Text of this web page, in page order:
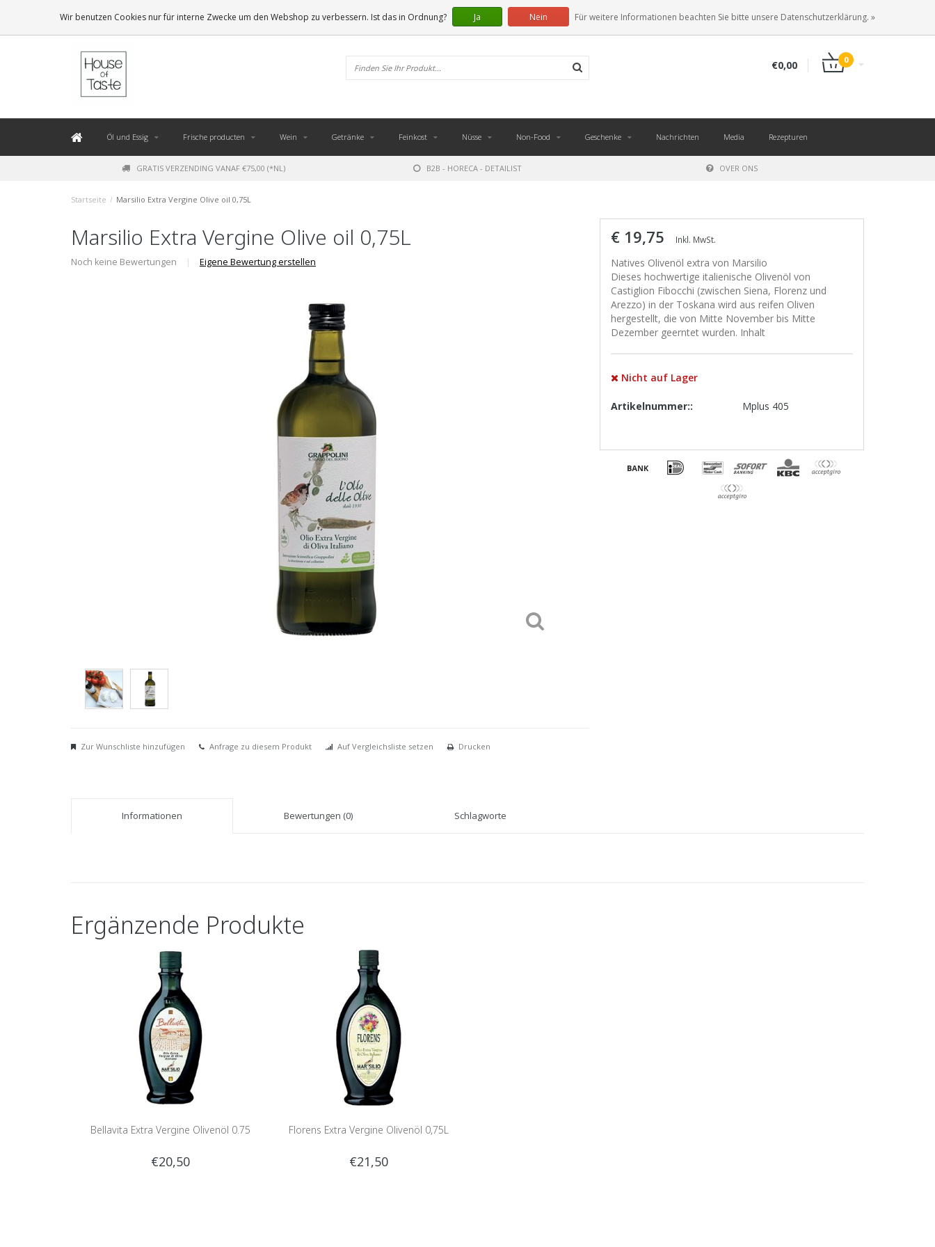
ANMELDEN KUNDENKONTO ANLEGEN
DE
€0,00 0
Öl und Essig Frische producten Wein Getränke Feinkost Nüsse Non-Food Geschenke Nachrichten Media Rezepturen
GRATIS VERZENDING VANAF €75,00 (*NL) B2B - HORECA - DETAILIST OVER ONS
Startseite / Marsilio Extra Vergine Olive oil 0,75L
Marsilio Extra Vergine Olive oil 0,75L
Noch keine Bewertungen | Eigene Bewertung erstellen
Zur Wunschliste hinzufügen Anfrage zu diesem Produkt Auf Vergleichsliste setzen Drucken
€ 19,75 Inkl. MwSt.
Natives Olivenöl extra von Marsilio
Dieses hochwertige italienische Olivenöl von
Castiglion Fibocchi (zwischen Siena, Florenz und
Arezzo) in der Toskana wird aus reifen Oliven
hergestellt, die von Mitte November bis Mitte
Dezember geerntet wurden. Inhalt
Nicht auf Lager
Artikelnummer:: Mplus 405
Informationen Bewertungen (0) Schlagworte
Ergänzende Produkte
Bellavita Extra Vergine Olivenöl 0.75
€20,50
Florens Extra Vergine Olivenöl 0,75L
€21,50
Wir benutzen Cookies nur für interne Zwecke um den Webshop zu verbessern. Ist das in Ordnung? Ja Nein Für weitere Informationen beachten Sie bitte unsere Datenschutzerklärung. »